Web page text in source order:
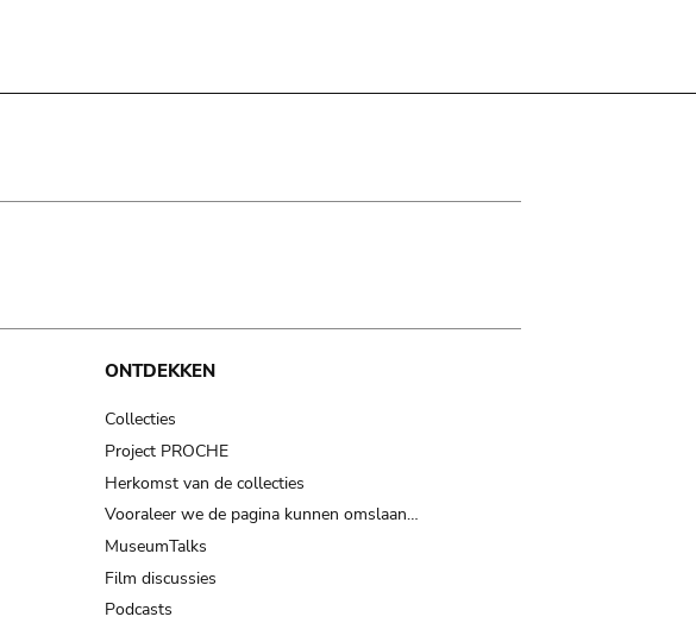
ONTDEKKEN
Collecties
Project PROCHE
Herkomst van de collecties
Vooraleer we de pagina kunnen omslaan…
MuseumTalks
Film discussies
Podcasts